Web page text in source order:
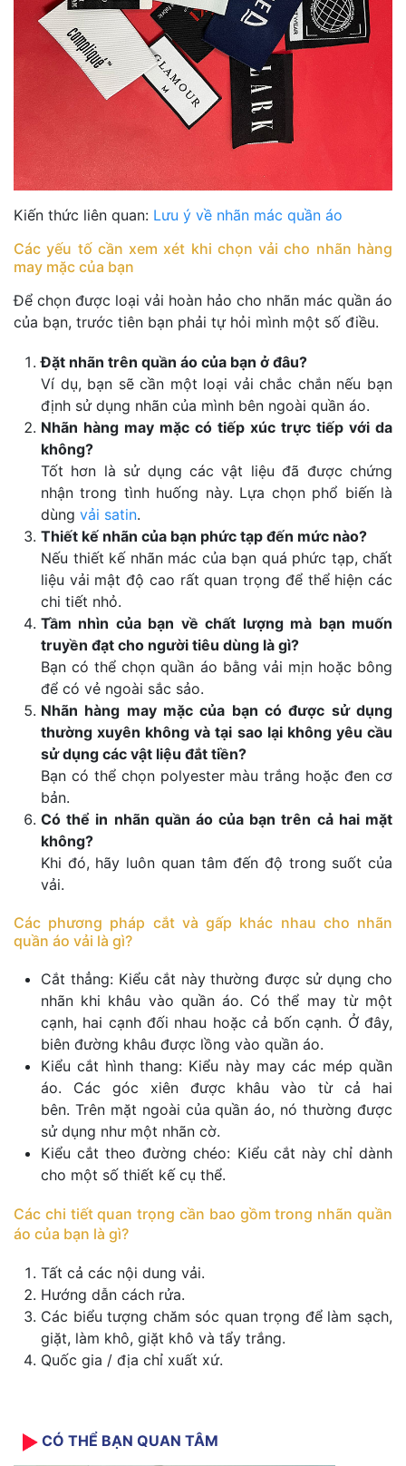
Kiến thức liên quan: Lưu ý về nhãn mác quần áo
Các yếu tố cần xem xét khi chọn vải cho nhãn hàng
may mặc của bạn
Để chọn được loại vải hoàn hảo cho nhãn mác quần áo
của bạn, trước tiên bạn phải tự hỏi mình một số điều.
Đặt nhãn trên quần áo của bạn ở đâu?
Ví dụ, bạn sẽ cần một loại vải chắc chắn nếu bạn
định sử dụng nhãn của mình bên ngoài quần áo.
Nhãn hàng may mặc có tiếp xúc trực tiếp với da
không?
Tốt hơn là sử dụng các vật liệu đã được chứng
nhận trong tình huống này. Lựa chọn phổ biến là
dùng vải satin.
Thiết kế nhãn của bạn phức tạp đến mức nào?
Nếu thiết kế nhãn mác của bạn quá phức tạp, chất
liệu vải mật độ cao rất quan trọng để thể hiện các
chi tiết nhỏ.
Tầm nhìn của bạn về chất lượng mà bạn muốn
truyền đạt cho người tiêu dùng là gì?
Bạn có thể chọn quần áo bằng vải mịn hoặc bông
để có vẻ ngoài sắc sảo.
Nhãn hàng may mặc của bạn có được sử dụng
thường xuyên không và tại sao lại không yêu cầu
sử dụng các vật liệu đắt tiền?
Bạn có thể chọn polyester màu trắng hoặc đen cơ
bản.
Có thể in nhãn quần áo của bạn trên cả hai mặt
không?
Khi đó, hãy luôn quan tâm đến độ trong suốt của
vải.
Các phương pháp cắt và gấp khác nhau cho nhãn
quần áo vải là gì?
Cắt thẳng: Kiểu cắt này thường được sử dụng cho
nhãn khi khâu vào quần áo. Có thể may từ một
cạnh, hai cạnh đối nhau hoặc cả bốn cạnh. Ở đây,
biên đường khâu được lồng vào quần áo.
Kiểu cắt hình thang: Kiểu này may các mép quần
áo. Các góc xiên được khâu vào từ cả hai
bên. Trên mặt ngoài của quần áo, nó thường được
sử dụng như một nhãn cờ.
Kiểu cắt theo đường chéo: Kiểu cắt này chỉ dành
cho một số thiết kế cụ thể.
Các chi tiết quan trọng cần bao gồm trong nhãn quần
áo của bạn là gì?
Tất cả các nội dung vải.
Hướng dẫn cách rửa.
Các biểu tượng chăm sóc quan trọng để làm sạch,
giặt, làm khô, giặt khô và tẩy trắng.
Quốc gia / địa chỉ xuất xứ.
CÓ THỂ BẠN QUAN TÂM